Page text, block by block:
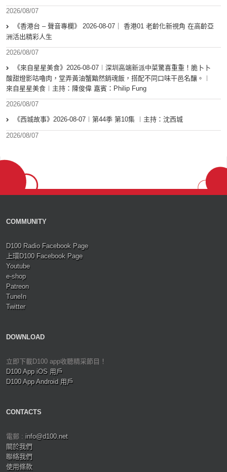
2026/08/07
《香港台 – 聲音專欄》 2026-08-07｜ 香港01 老齡化新視角 在高齡亞
洲活出精彩人生
2026/08/07
《來自星星美食》2026-08-07︱深圳高端新派中菜驚喜重重！脆卜卜
酸甜燈影咕嚕肉，堂弄黃油蟹黯然銷魂飯，搭配不同口味干邑名釀。︱
來自星星美食︱主持：陳俊偉 嘉賓：Philip Fung
2026/08/07
《西城故事》2026-08-07︱第44季 第10集 ︱主持：沈西城
2026/08/07
COMMUNITY
D100 Radio Facebook Page
上環D100 Facebook Page
Youtube
e-shop
Patreon
TuneIn
Twitter
DOWNLOAD
立即下載D100 app收聽精采節目！
D100 App iOS 用戶
D100 App Android 用戶
CONTACTS
電郵 : info@d100.net
關於我們
聯絡我們
使用條款